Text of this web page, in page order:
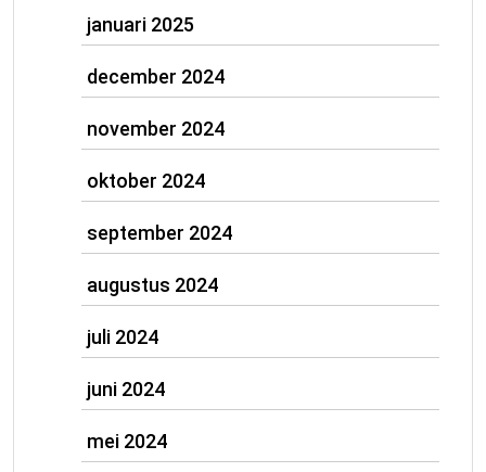
januari 2025
december 2024
november 2024
oktober 2024
september 2024
augustus 2024
juli 2024
juni 2024
mei 2024